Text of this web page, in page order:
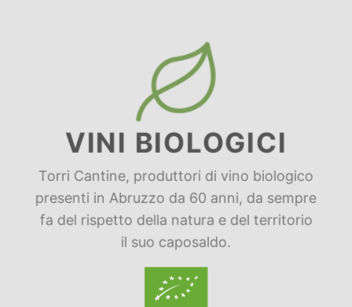
VINI BIOLOGICI
Torri Cantine, produttori di vino biologico
presenti in Abruzzo da 60 anni, da sempre
fa del rispetto della natura e del territorio
il suo caposaldo.